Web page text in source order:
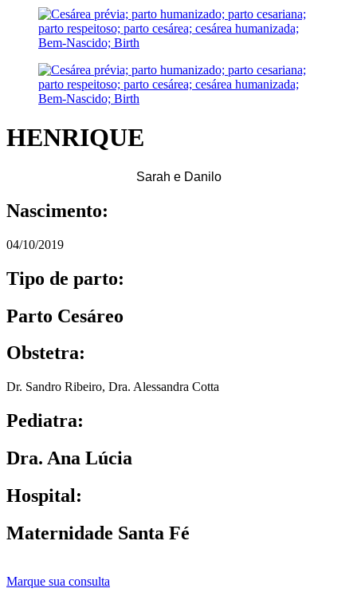
HENRIQUE
Sarah e Danilo
Nascimento:
04/10/2019
Tipo de parto:
Parto Cesáreo
Obstetra:
Dr. Sandro Ribeiro, Dra. Alessandra Cotta
Pediatra:
Dra. Ana Lúcia
Hospital:
Maternidade Santa Fé
Marque sua consulta